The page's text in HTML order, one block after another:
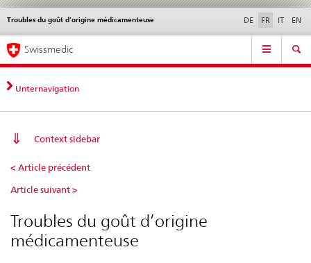
Navigation
directe:
actualités,
bases
contact
Actualités & Mises à
normes
Contact | Support &
aide
Troubles du goût d’origine médicamenteuse DE FR IT EN
Service
Navigation
Swissmedic
Unternavigation
Context sidebar
Troubles
du
d’origine
médicamenteuse
< Article précédent
Article suivant >
Troubles du goût d’origine
médicamenteuse